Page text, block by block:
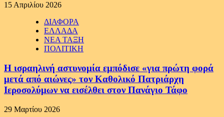
15 Απριλίου 2026
ΔΙΑΦΟΡΑ
ΕΛΛΑΔΑ
ΝΕΑ ΤΑΞΗ
ΠΟΛΙΤΙΚΗ
Η ισραηλινή αστυνομία εμπόδισε «για πρώτη φορά
μετά από αιώνες» τον Καθολικό Πατριάρχη
Ιεροσολύμων να εισέλθει στον Πανάγιο Τάφο
29 Μαρτίου 2026